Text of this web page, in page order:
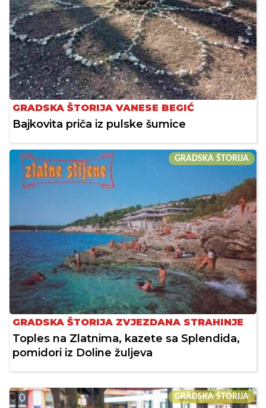
GRADSKA ŠTORIJA VANESE BEGIĆ
Bajkovita priča iz pulske šumice
GRADSKA ŠTORIJA
GRADSKA ŠTORIJA ZVJEZDANA STRAHINJE
Toples na Zlatnima, kazete sa Splendida,
pomidori iz Doline žuljeva
GRADSKA ŠTORIJA